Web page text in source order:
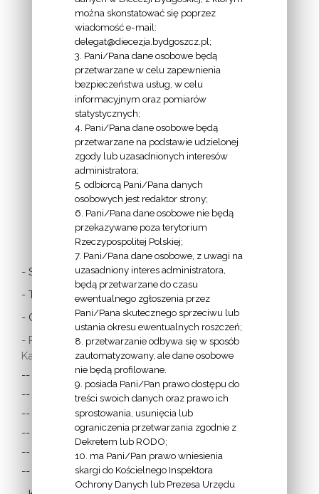
INFORMACJE
EPISKOPATU
POLSKI:
LINKI
- Stolica Apostolska
- Twitter Papieża
- Czytania z dnia
- Polska Misja
Katolicka:
-- w Austrii
-- w Anglii i Walii
-- w Irlandii
-- we Francji
-- w Niemczech
-- w Szkocji
można skonstatować się poprzez
wiadomość e-mail:
delegat@diecezja.bydgoszcz.pl;
3. Pani/Pana dane osobowe będą
przetwarzane w celu zapewnienia
bezpieczeństwa usług, w celu
informacyjnym oraz pomiarów
statystycznych;
4. Pani/Pana dane osobowe będą
przetwarzane na podstawie udzielonej
zgody lub uzasadnionych interesów
administratora;
5. odbiorcą Pani/Pana danych
osobowych jest redaktor strony;
6. Pani/Pana dane osobowe nie będą
przekazywane poza terytorium
Rzeczypospolitej Polskiej;
7. Pani/Pana dane osobowe, z uwagi na
uzasadniony interes administratora,
będą przetwarzane do czasu
ewentualnego zgłoszenia przez
Pani/Pana skutecznego sprzeciwu lub
ustania okresu ewentualnych roszczeń;
8. przetwarzanie odbywa się w sposób
zautomatyzowany, ale dane osobowe
nie będą profilowane.
9. posiada Pani/Pan prawo dostępu do
treści swoich danych oraz prawo ich
sprostowania, usunięcia lub
ograniczenia przetwarzania zgodnie z
Dekretem lub RODO;
10. ma Pani/Pan prawo wniesienia
skargi do Kościelnego Inspektora
Ochrony Danych lub Prezesa Urzędu